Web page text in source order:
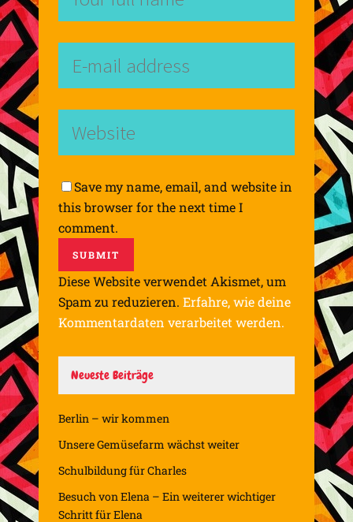
Save my name, email, and website in
this browser for the next time I
comment.
Diese Website verwendet Akismet, um
Spam zu reduzieren. Erfahre, wie deine
Kommentardaten verarbeitet werden.
Neueste Beiträge
Berlin – wir kommen
Unsere Gemüsefarm wächst weiter
Schulbildung für Charles
Besuch von Elena – Ein weiterer wichtiger
Schritt für Elena